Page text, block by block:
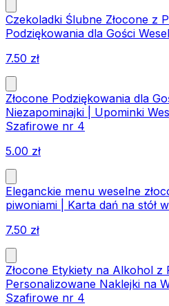
Czekoladki Ślubne Złocone z
Podziękowania dla Gości
7.50 zł
Złocone Podziękowania dla
Niezapominajki | Upominki
Szafirowe nr 4
5.00 zł
Eleganckie menu weselne
piwoniami | Karta dań na stół
7.50 zł
Złocone Etykiety na Alkohol z
Personalizowane Naklejki na
Szafirowe nr 4